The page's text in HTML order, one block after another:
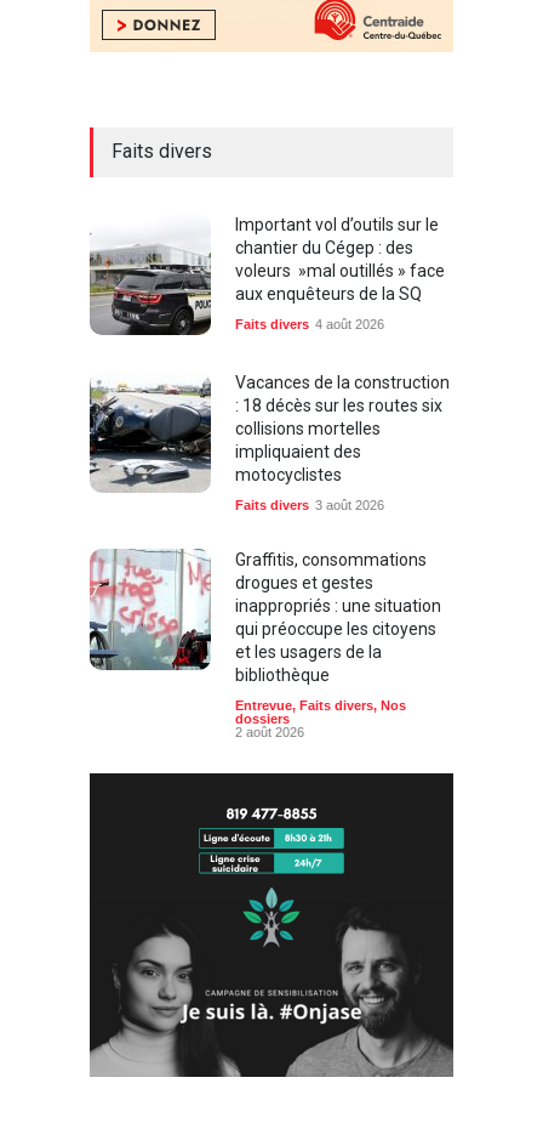
Faits divers
Important vol d’outils sur le
chantier du Cégep : des
voleurs »mal outillés » face
aux enquêteurs de la SQ
Faits divers 4 août 2026
Vacances de la construction
: 18 décès sur les routes six
collisions mortelles
impliquaient des
motocyclistes
Faits divers 3 août 2026
Graffitis, consommations
drogues et gestes
inappropriés : une situation
qui préoccupe les citoyens
et les usagers de la
bibliothèque
Entrevue, Faits divers, Nos
dossiers
2 août 2026